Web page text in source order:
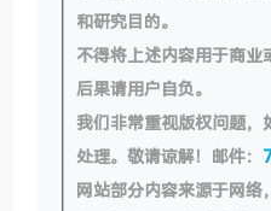
和研究目的。
不得将上述内容用于商业
后果请用户自负。
我们非常重视版权问题，
处理。敬请谅解！邮件：
网站部分内容来源于网